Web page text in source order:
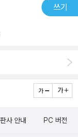
쓰기
사 안내 PC 버전